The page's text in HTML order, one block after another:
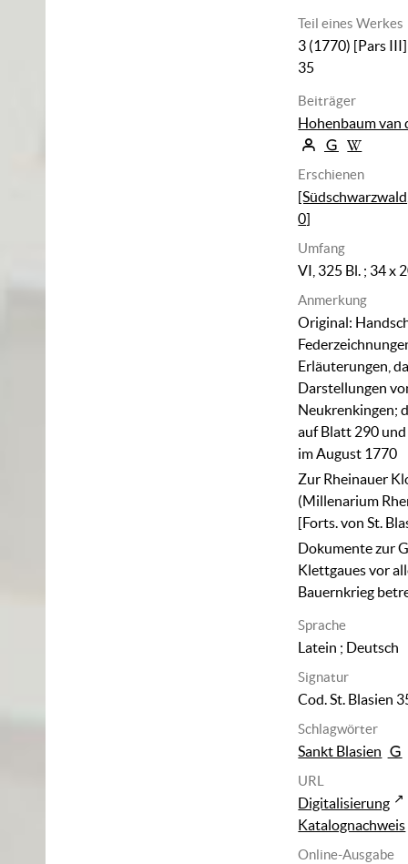
Teil eines Werkes
3 (1770) [Pars
35
Beiträger
Hohenbaum van
Erschienen
0]
Umfang
VI, 325 Bl. ; 34 x
Anmerkung
Original:
Erläuterungen,
Darstellungen
Neukrenkingen;
auf Blatt 290
im August 1770
Zur Rheinauer
(Millenarium
[Forts. von St.
Dokumente zur
Klettgaues vor
Bauernkrieg
Sprache
Latein ; Deutsch
Signatur
Cod. St. Blasien
Schlagwörter
Sankt Blasien
URL
Digitalisierung
Katalognachweis
Online-Ausgabe